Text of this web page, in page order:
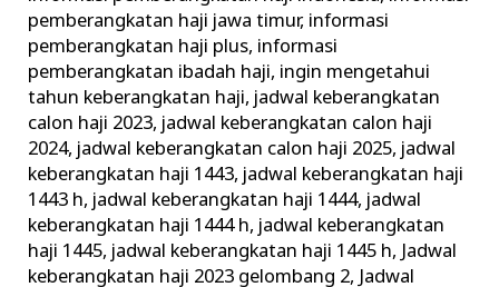
pemberangkatan haji jawa timur, informasi
pemberangkatan haji plus, informasi
pemberangkatan ibadah haji, ingin mengetahui
tahun keberangkatan haji, jadwal keberangkatan
calon haji 2023, jadwal keberangkatan calon haji
2024, jadwal keberangkatan calon haji 2025, jadwal
keberangkatan haji 1443, jadwal keberangkatan haji
1443 h, jadwal keberangkatan haji 1444, jadwal
keberangkatan haji 1444 h, jadwal keberangkatan
haji 1445, jadwal keberangkatan haji 1445 h, Jadwal
keberangkatan haji 2023 gelombang 2, Jadwal